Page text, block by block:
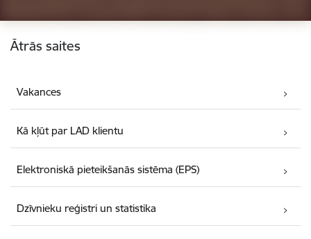
Kājene
Ātrās saites
Vakances
Kā kļūt par LAD klientu
Elektroniskā pieteikšanās sistēma (EPS)
Dzīvnieku reģistri un statistika